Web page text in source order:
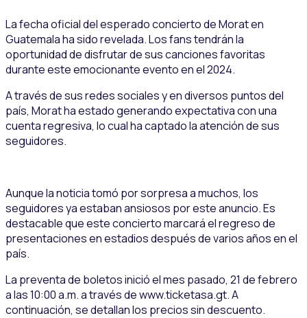
La fecha oficial del esperado concierto de Morat en
Guatemala ha sido revelada. Los fans tendrán la
oportunidad de disfrutar de sus canciones favoritas
durante este emocionante evento en el 2024.
A través de sus redes sociales y en diversos puntos del
país, Morat ha estado generando expectativa con una
cuenta regresiva, lo cual ha captado la atención de sus
seguidores.
Aunque la noticia tomó por sorpresa a muchos, los
seguidores ya estaban ansiosos por este anuncio. Es
destacable que este concierto marcará el regreso de
presentaciones en estadios después de varios años en el
país.
La preventa de boletos inició el mes pasado, 21 de febrero
a las 10:00 a.m. a través de www.ticketasa.gt. A
continuación, se detallan los precios sin descuento.